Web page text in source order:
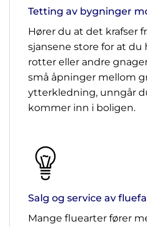
Tetting av bygninger
Hører du at det krafser
sjansene store for at du
rotter eller andre
små åpninger mellom
ytterkledning, unngår
kommer inn i boligen.
Salg og service av
Mange fluearter fører